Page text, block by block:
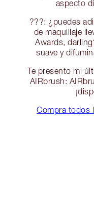
aspecto
???: ¿puedes
de maquillaje
Awards,
suave y
Te presento mi
AIRbrush:
Compra todos